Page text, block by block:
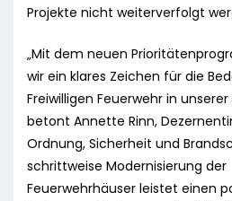
Projekte nicht weiterverfolgt
„Mit dem neuen
wir ein klares Zeichen für die
Freiwilligen Feuerwehr in unserer
betont Annette Rinn,
Ordnung, Sicherheit und
schrittweise Modernisierung der
Feuerwehrhäuser leistet einen